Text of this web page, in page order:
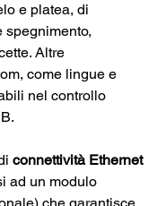
e platea, di
spegnimento,
Altre
come lingue e
nel controllo
connettività Ethernet
ad un modulo